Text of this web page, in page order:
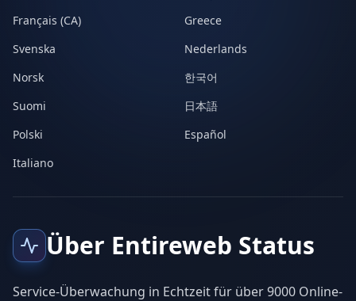
Français (CA)
Greece
Svenska
Nederlands
Norsk
한국어
Suomi
日本語
Polski
Español
Italiano
Über Entireweb Status
Service-Überwachung in Echtzeit für über 9000 Online-